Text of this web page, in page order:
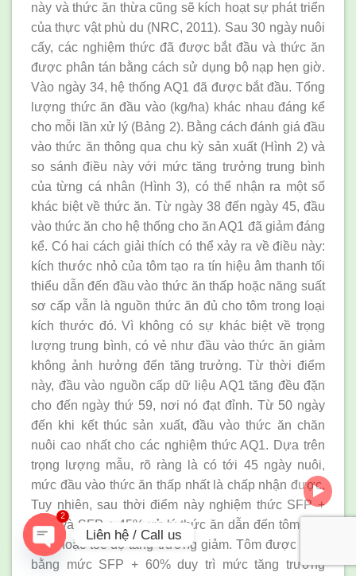
này và thức ăn thừa cũng sẽ kích hoạt sự phát triển
của thực vật phù du (NRC, 2011). Sau 30 ngày nuôi
cấy, các nghiệm thức đã được bắt đầu và thức ăn
được phân tán bằng cách sử dụng bộ nạp hẹn giờ.
Vào ngày 34, hệ thống AQ1 đã được bắt đầu. Tổng
lượng thức ăn đầu vào (kg/ha) khác nhau đáng kể
cho mỗi lần xử lý (Bảng 2). Bằng cách đánh giá đầu
vào thức ăn thông qua chu kỳ sản xuất (Hình 2) và
so sánh điều này với mức tăng trưởng trung bình
của từng cá nhân (Hình 3), có thể nhận ra một số
khác biệt về thức ăn. Từ ngày 38 đến ngày 45, đầu
vào thức ăn cho hệ thống cho ăn AQ1 đã giảm đáng
kể. Có hai cách giải thích có thể xảy ra về điều này:
kích thước nhỏ của tôm tạo ra tín hiệu âm thanh tối
thiểu dẫn đến đầu vào thức ăn thấp hoặc năng suất
sơ cấp vẫn là nguồn thức ăn đủ cho tôm trong loại
kích thước đó. Vì không có sự khác biệt về trọng
lượng trung bình, có vẻ như đầu vào thức ăn giảm
không ảnh hưởng đến tăng trưởng. Từ thời điểm
này, đầu vào nguồn cấp dữ liệu AQ1 tăng đều đặn
cho đến ngày thứ 59, nơi nó đạt đỉnh. Từ 50 ngày
đến khi kết thúc sản xuất, đầu vào thức ăn chăn
nuôi cao nhất cho các nghiệm thức AQ1. Dựa trên
trọng lượng mẫu, rõ ràng là có tới 45 ngày nuôi,
mức đầu vào thức ăn thấp nhất là chấp nhận được.
Tuy nhiên, sau thời điểm này nghiệm thức SFP +
30% và SFP + 45% xử lý thức ăn dẫn đến tôm nhỏ
hơn hoặc tốc độ tăng trưởng giảm. Tôm được nuôi
bằng mức SFP + 60% duy trì mức tăng trưởng
Liên hệ / Call us
2